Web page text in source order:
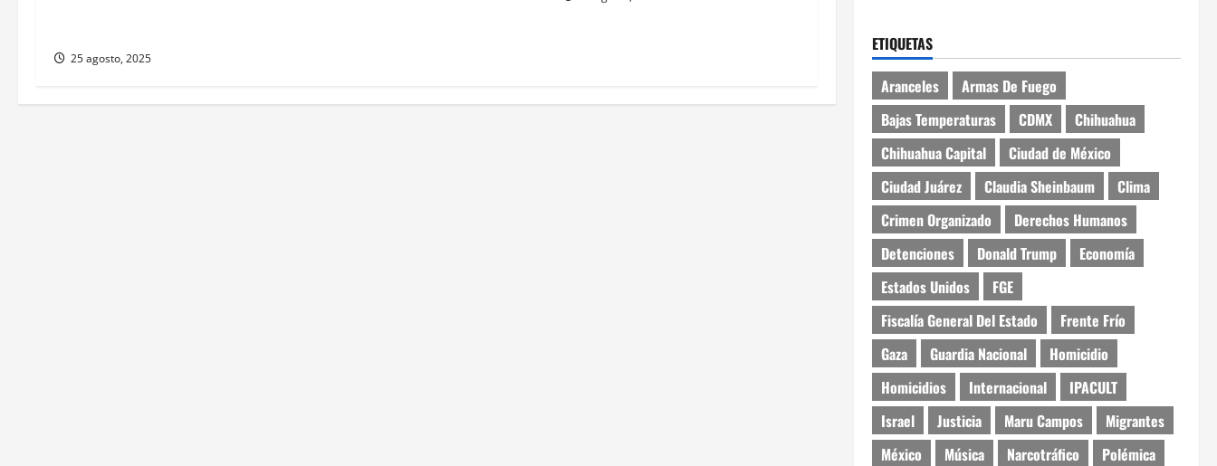
25 agosto, 2025
ETIQUETAS
Aranceles
Armas De Fuego
Bajas Temperaturas
CDMX
Chihuahua
Chihuahua Capital
Ciudad de México
Ciudad Juárez
Claudia Sheinbaum
Clima
Crimen Organizado
Derechos Humanos
Detenciones
Donald Trump
Economía
Estados Unidos
FGE
Fiscalía General Del Estado
Frente Frío
Gaza
Guardia Nacional
Homicidio
Homicidios
Internacional
IPACULT
Israel
Justicia Maru Campos
Migrantes
México
Música Narcotráfico
Polémica